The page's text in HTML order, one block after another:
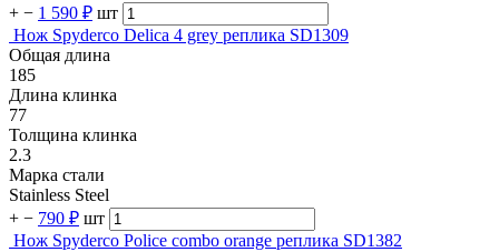
+ − 1 590 ₽ шт
Нож Spyderco Delica 4 grey реплика SD1309
Общая длина
185
Длина клинка
77
Толщина клинка
2.3
Марка стали
Stainless Steel
+ − 790 ₽ шт
Нож Spyderco Police combo orange реплика SD1382